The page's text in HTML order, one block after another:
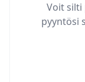
Voit silti
pyyntösi